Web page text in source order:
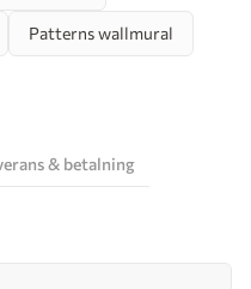
Patterns wallmural
& betalning